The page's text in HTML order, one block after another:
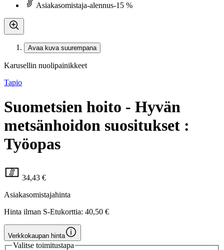
Asiakasomistaja-alennus-15 %
Avaa kuva suurempana
Karusellin nuolipainikkeet
Tapio
Suometsien hoito - Hyvän
metsänhoidon suositukset :
Työopas
34,43 €
Asiakasomistajahinta
Hinta ilman S-Etukorttia: 40,50 €
Verkkokaupan hinta
Valitse toimitustapa